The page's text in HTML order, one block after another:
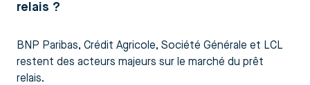
relais ?
BNP Paribas, Crédit Agricole, Société Générale et LCL
restent des acteurs majeurs sur le marché du prêt
relais.